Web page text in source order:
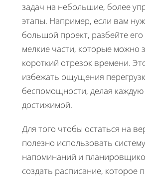
задач на небольшие, более
этапы. Например, если вам
большой проект, разбейте
мелкие части, которые можно
короткий отрезок времени.
избежать ощущения
беспомощности, делая каждую
достижимой.
Для того чтобы остаться на
полезно использовать систему
напоминаний и
создать расписание, которое